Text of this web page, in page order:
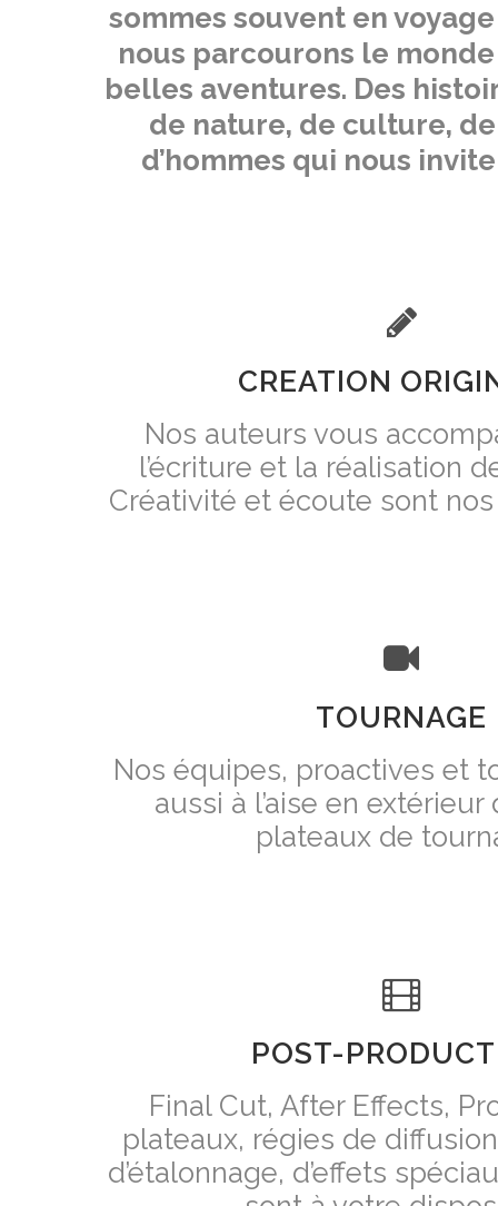
sommes souvent en
nous parcourons le
belles aventures. Des
de nature, de culture,
d’hommes qui nous
CREATION
Nos auteurs vous
l’écriture et la réalisation
Créativité et écoute sont
TOURNAGE
Nos équipes, proactives et
aussi à l’aise en
plateaux de
POST-
Final Cut, After Effects,
plateaux, régies de
d’étalonnage, d’effets